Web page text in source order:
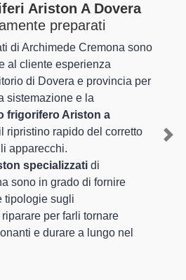
Ariston A Dovera
preparati
di Archimede Cremona sono
al cliente esperienza
di Dovera e provincia per
sistemazione e la
frigorifero Ariston a
ripristino rapido del corretto
apparecchi.
specializzati di
sono in grado di fornire
tipologie sugli
per farli tornare
e durare a lungo nel